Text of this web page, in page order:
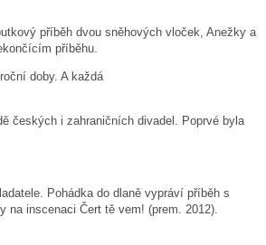
příběh dvou sněhových vloček, Anežky a
příběhu.
doby. A každá
českých i zahraničních divadel. Poprvé byla
Pohádka do dlaně vypráví příběh s
na inscenaci Čert tě vem! (prem. 2012).